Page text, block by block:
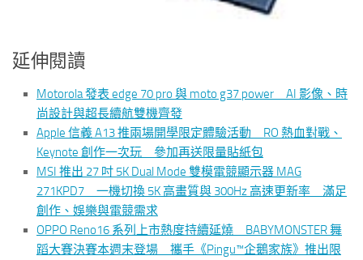
延伸閱讀
Motorola 發表 edge 70 pro 與 moto g37 power AI 影像、時
尚設計與超長續航雙機齊發
Apple 信義 A13 推兩場開學限定體驗活動 RO 熱血對戰、
Keynote 創作一次玩 參加再送限量貼紙包
MSI 推出 27 吋 5K Dual Mode 雙模電競顯示器 MAG
271KPD7 一機切換 5K 高畫質與 300Hz 高速更新率 滿足
創作、娛樂與電競需求
OPPO Reno16 系列上市熱度持續延燒 BABYMONSTER 舞
蹈大賽決賽本週末登場 攜手《Pingu™企鵝家族》推出限